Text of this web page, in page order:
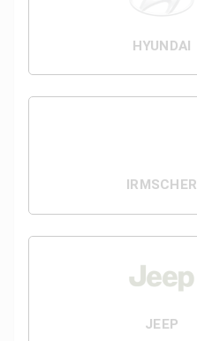
HYUNDAI
IRMSCHER
JEEP